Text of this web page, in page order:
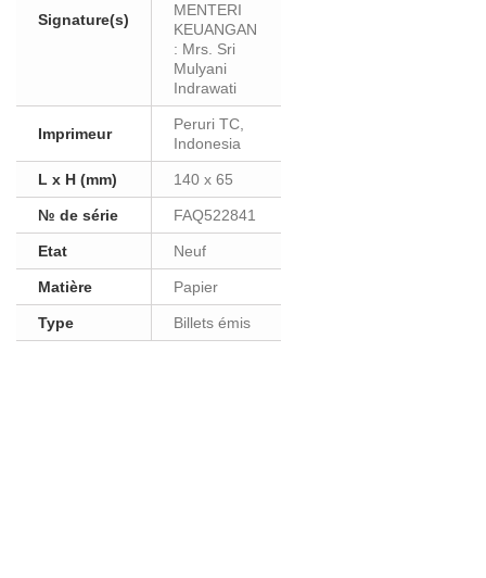
Signature(s)
MENTERI
KEUANGAN
: Mrs. Sri
Mulyani
Indrawati
Imprimeur
Peruri TC,
Indonesia
L x H (mm) 140 x 65
№ de série FAQ522841
Etat Neuf
Matière Papier
Type Billets émis